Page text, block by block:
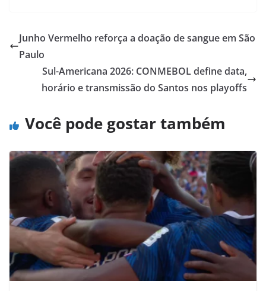
Junho Vermelho reforça a doação de sangue em São
Paulo
Sul-Americana 2026: CONMEBOL define data,
horário e transmissão do Santos nos playoffs
Você pode gostar também